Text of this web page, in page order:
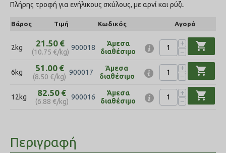
Πλήρης τροφή για ενήλικους σκύλους, με αρνί και ρύζι.
Βάρος Τιμή Κωδικός Αγορά
2kg 21.50 €
(10.75 €/kg)
900018
Άμεσα
διαθέσιμο
+
−
shopping_cart
6kg 51.00 €
(8.50 €/kg)
900017
Άμεσα
διαθέσιμο
+
−
shopping_cart
12kg 82.50 €
(6.88 €/kg)
900016
Άμεσα
διαθέσιμο
+
−
shopping_cart
Περιγραφή